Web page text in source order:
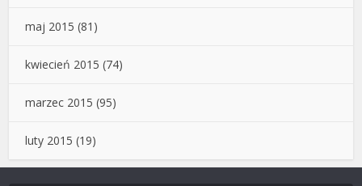
maj 2015 (81)
kwiecień 2015 (74)
marzec 2015 (95)
luty 2015 (19)